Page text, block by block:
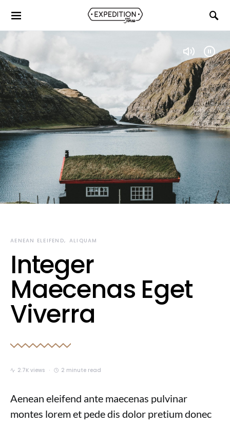
AENEAN ELEIFEND ALIQUAM
Integer
Maecenas Eget
Viverra
2.7K views 2 minute read
Aenean eleifend ante maecenas pulvinar
montes lorem et pede dis dolor pretium donec